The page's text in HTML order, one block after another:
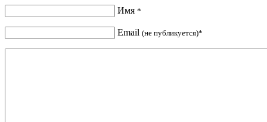
Имя *
Email (не публикуется)*